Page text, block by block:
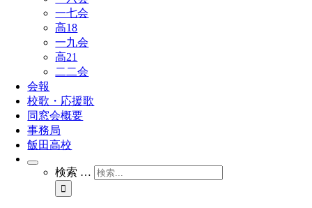
一七会
高18
一九会
高21
二二会
会報
校歌・応援歌
同窓会概要
事務局
飯田高校
検索 …